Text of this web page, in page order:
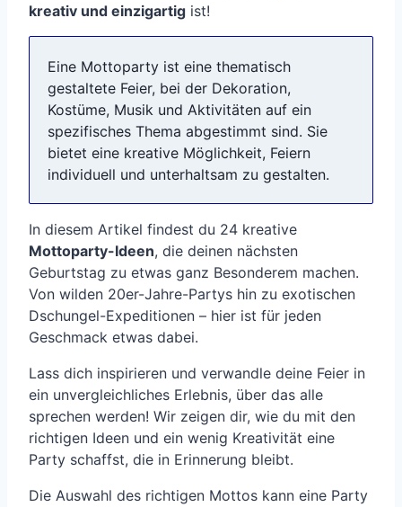
kreativ und einzigartig ist!
Eine Mottoparty ist eine thematisch
gestaltete Feier, bei der Dekoration,
Kostüme, Musik und Aktivitäten auf ein
spezifisches Thema abgestimmt sind. Sie
bietet eine kreative Möglichkeit, Feiern
individuell und unterhaltsam zu gestalten.
In diesem Artikel findest du 24 kreative
Mottoparty-Ideen, die deinen nächsten
Geburtstag zu etwas ganz Besonderem machen.
Von wilden 20er-Jahre-Partys hin zu exotischen
Dschungel-Expeditionen – hier ist für jeden
Geschmack etwas dabei.
Lass dich inspirieren und verwandle deine Feier in
ein unvergleichliches Erlebnis, über das alle
sprechen werden! Wir zeigen dir, wie du mit den
richtigen Ideen und ein wenig Kreativität eine
Party schaffst, die in Erinnerung bleibt.
Die Auswahl des richtigen Mottos kann eine Party